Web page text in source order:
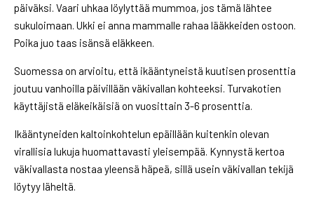
päiväksi. Vaari uhkaa löylyttää mummoa, jos tämä lähtee
sukuloimaan. Ukki ei anna mammalle rahaa lääkkeiden ostoon.
Poika juo taas isänsä eläkkeen.
Suomessa on arvioitu, että ikääntyneistä kuutisen prosenttia
joutuu vanhoilla päivillään väkivallan kohteeksi. Turvakotien
käyttäjistä eläkeikäisiä on vuosittain 3-6 prosenttia.
Ikääntyneiden kaltoinkohtelun epäillään kuitenkin olevan
virallisia lukuja huomattavasti yleisempää. Kynnystä kertoa
väkivallasta nostaa yleensä häpeä, sillä usein väkivallan tekijä
löytyy läheltä.